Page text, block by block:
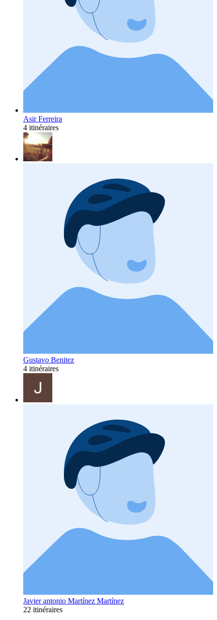
Asir Ferreira
4 itinéraires
Gustavo Benitez
4 itinéraires
Javier antonio Martínez Martínez
22 itinéraires